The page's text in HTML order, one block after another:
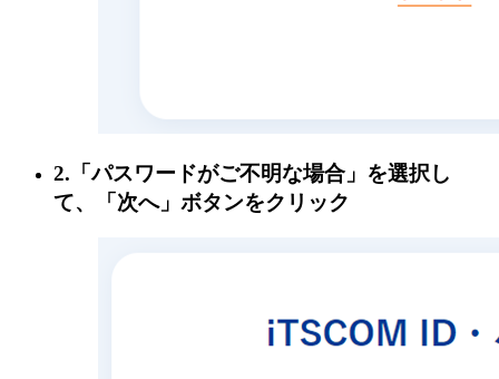
2.「パスワードがご不明な場合」を選択し
て、「次へ」ボタンをクリック